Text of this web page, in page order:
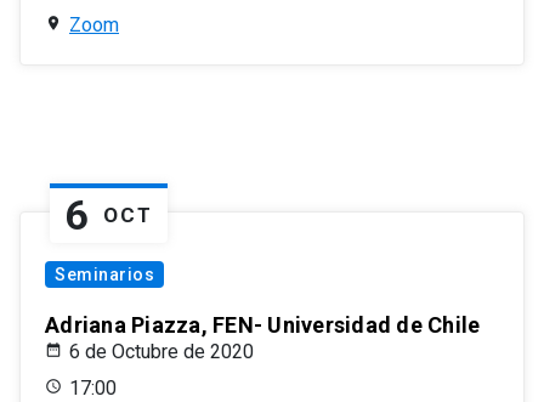
Zoom
6 OCT
Seminarios
Adriana Piazza, FEN- Universidad de Chile
6 de Octubre de 2020
17:00